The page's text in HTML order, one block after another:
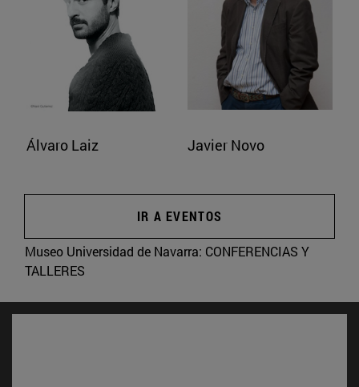
Álvaro Laiz Javier Novo
IR A EVENTOS
Museo Universidad de Navarra: CONFERENCIAS Y
TALLERES